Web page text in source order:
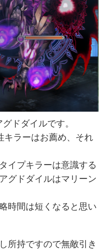
ドダイルです。
キラーはお薦め、それ
イプキラーは意識する
グドダイルはマリーン
時間は短くなると思い
所持ですので無敵引き